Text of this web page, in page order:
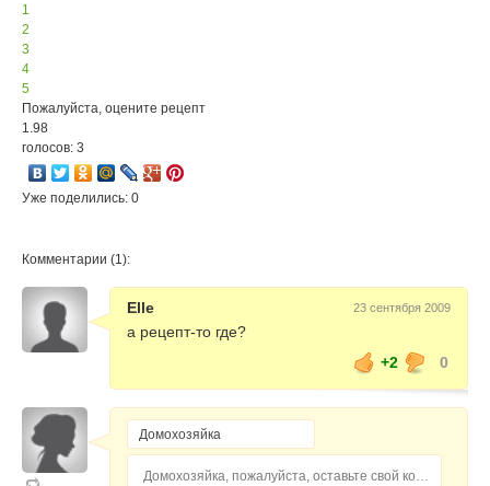
1
2
3
4
5
Пожалуйста, оцените рецепт
1.98
голосов: 3
Уже поделились: 0
Комментарии (1):
Elle 23 сентября 2009
а рецепт-то где?
+2
0
Домохозяйка, пожалуйста, оставьте свой комментарий...